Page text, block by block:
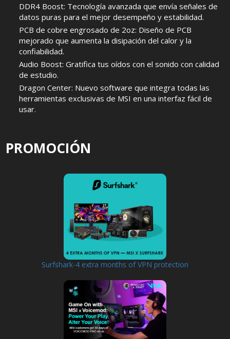
DDR4 Boost: Tecnología avanzada que envía señales de
datos puras para el mejor desempeño y estabilidad.
PCB de cobre engrosado de 2oz: Diseño de PCB
mejorado que aumenta la disipación del calor y la
confiabilidad.
Audio Boost: Gratifica tus oídos con el sonido con calidad
de estudio.
Dragon Center: Nuevo software que integra todas las
herramientas exclusivas de MSI en una interfaz fácil de
usar.
PROMOCIÓN
Surfshark-4 extra months of VPN protection